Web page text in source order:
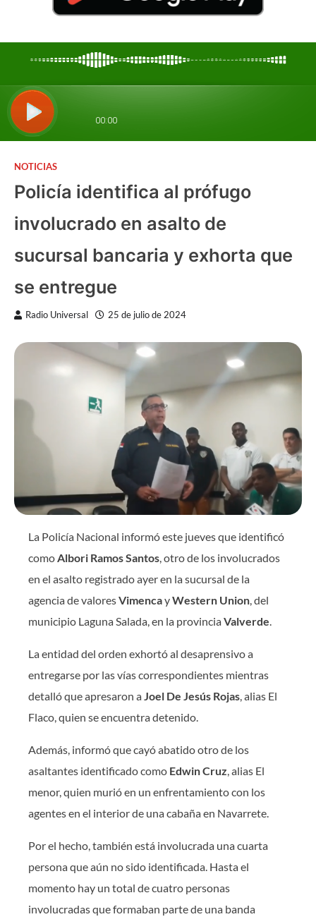
NOTICIAS
Policía identifica al prófugo
involucrado en asalto de
sucursal bancaria y exhorta que
se entregue
Radio Universal 25 de julio de 2024
La Policía Nacional informó este jueves que identificó
comoAlbori Ramos Santos, otro de los involucrados
en el asalto registrado ayer en la sucursal de la
agencia de valoresVimencayWestern Union, del
municipio Laguna Salada, en la provinciaValverde.
La entidad del orden exhortó al desaprensivo a
entregarse por las vías correspondientes mientras
detalló que apresaron aJoel De Jesús Rojas, alias El
Flaco, quien se encuentra detenido.
Además, informó que cayó abatido otro de los
asaltantes identificado como Edwin Cruz, alias El
menor, quien murió en un enfrentamiento con los
agentes en el interior de una cabaña en Navarrete.
Por el hecho, también está involucrada una cuarta
persona que aún no sido identificada. Hasta el
momento hay un total de cuatro personas
involucradas que formaban parte de una banda